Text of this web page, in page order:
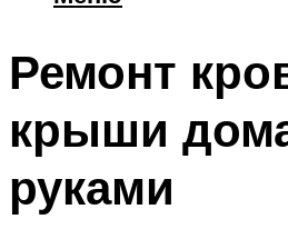
Ремонт
крыши
руками